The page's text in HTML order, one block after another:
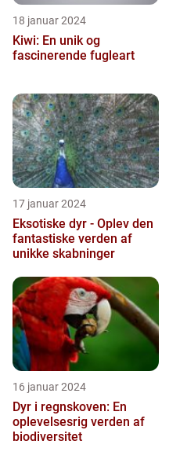
18 januar 2024
Kiwi: En unik og
fascinerende fugleart
17 januar 2024
Eksotiske dyr - Oplev den
fantastiske verden af
unikke skabninger
16 januar 2024
Dyr i regnskoven: En
oplevelsesrig verden af
biodiversitet